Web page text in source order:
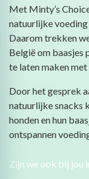
Met Minty’s
natuurlijke voeding
Daarom trekken
België om baasjes
te laten maken
Door het gesprek
natuurlijke snacks
honden en hun
ontspannen
Zijn we ook bij jou